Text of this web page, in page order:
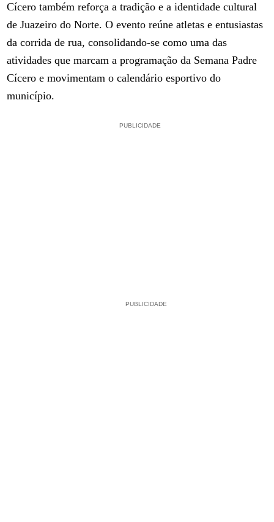
Cícero também reforça a tradição e a identidade cultural
de Juazeiro do Norte. O evento reúne atletas e entusiastas
da corrida de rua, consolidando-se como uma das
atividades que marcam a programação da Semana Padre
Cícero e movimentam o calendário esportivo do
município.
PUBLICIDADE
PUBLICIDADE